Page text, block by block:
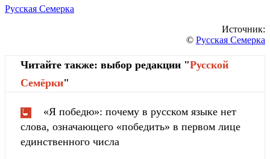
Русская Семерка
Источник:
© Русская Семерка
Читайте также: выбор редакции "Русской
Cемёрки"
«Я победю»: почему в русском языке нет
слова, означающего «победить» в первом лице
единственного числа